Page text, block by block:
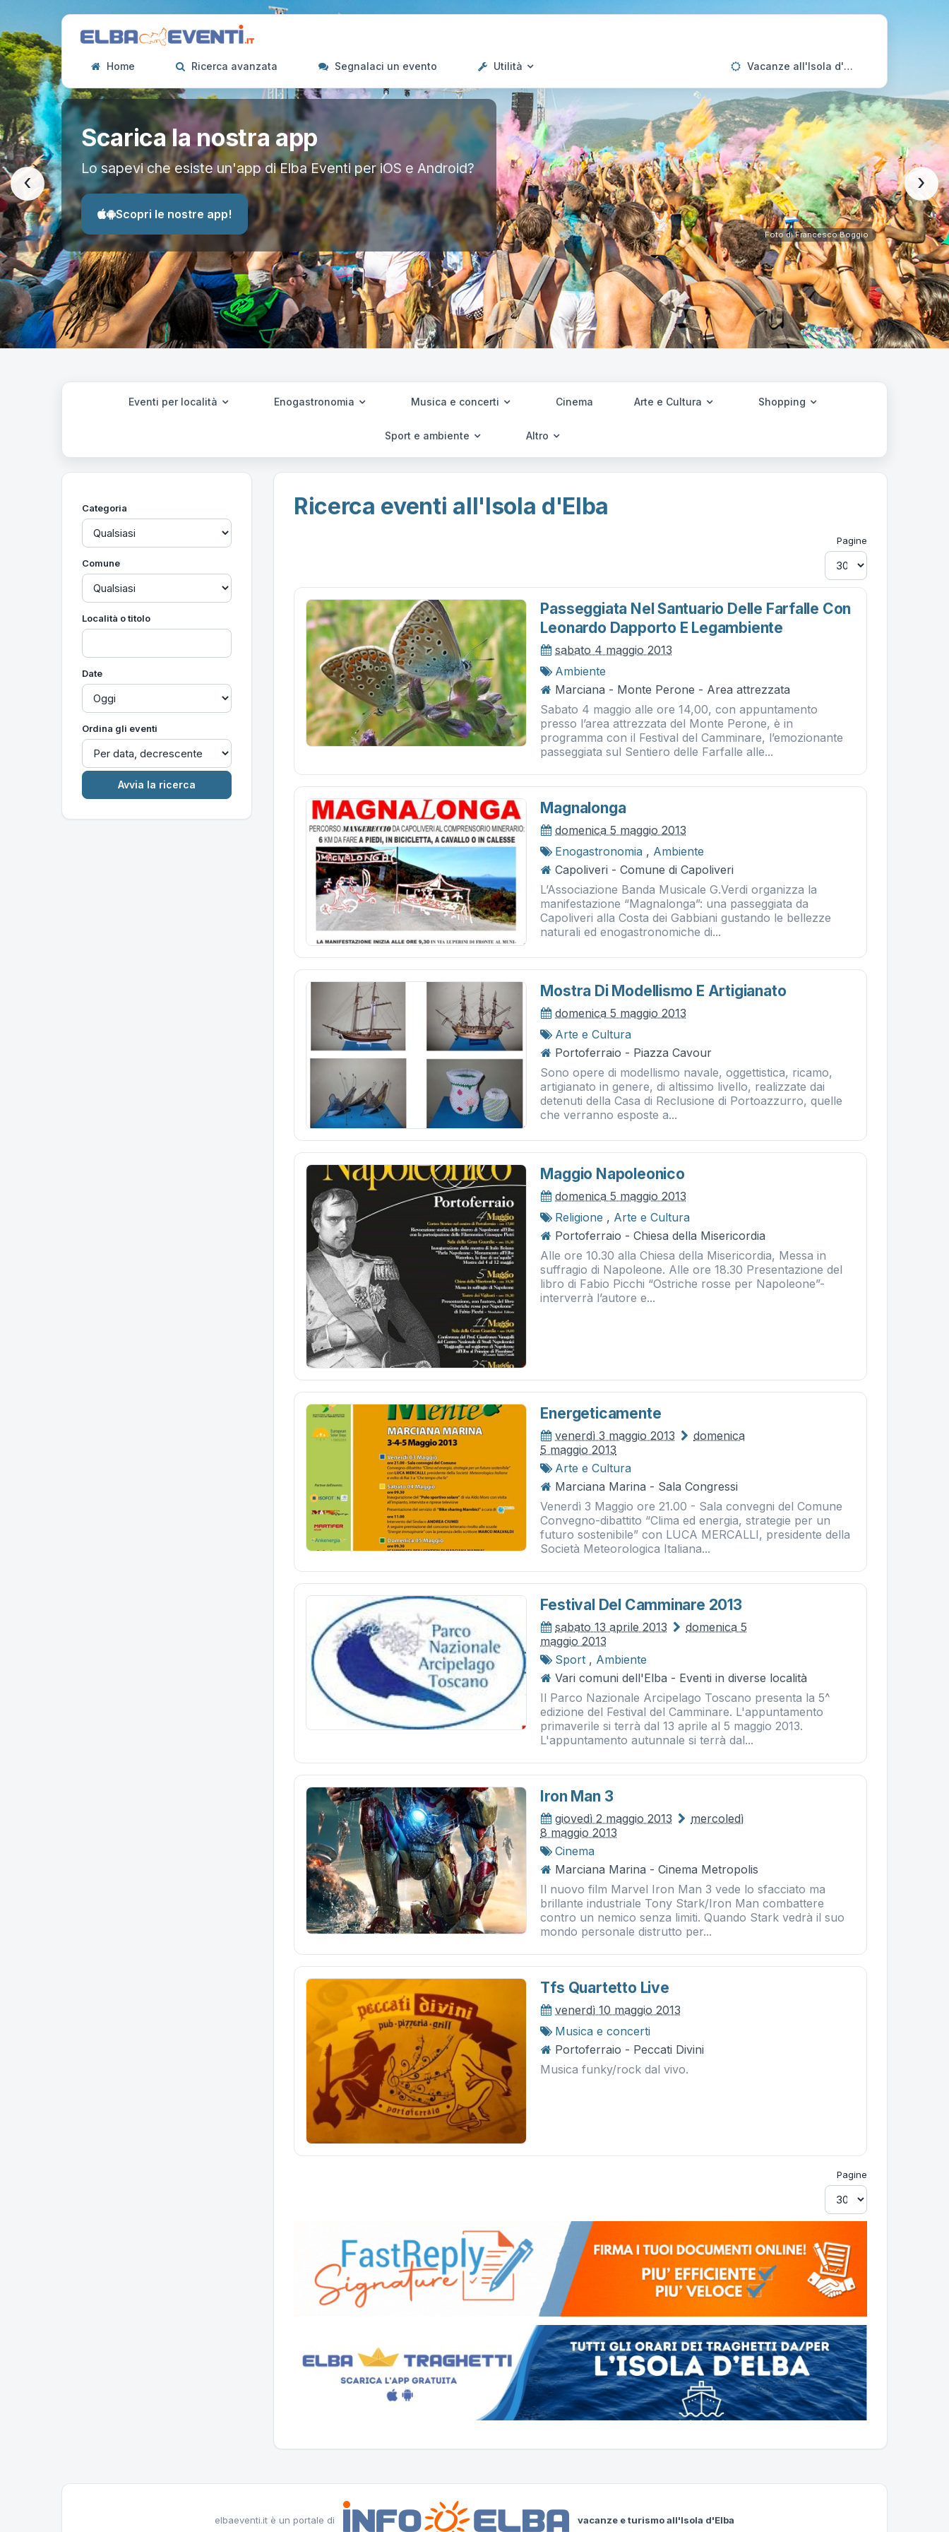
Home Ricerca avanzata Segnalaci un evento Utilità Vacanze all'Isola d'Elba
Scarica la nostra app
Lo sapevi che esiste un'app di Elba Eventi per iOS e Android?
Scopri le nostre app!
Foto di Francesco Boggio
‹ ›
Eventi per località Enogastronomia Musica e concerti Cinema Arte e Cultura Shopping
Sport e ambiente Altro
Categoria
Comune
Località o titolo
Date
Ordina gli eventi
Ricerca eventi all'Isola d'Elba
Pagine
Passeggiata Nel Santuario Delle Farfalle Con
Leonardo Dapporto E Legambiente
sabato 4 maggio 2013
Ambiente
Marciana - Monte Perone - Area attrezzata
Sabato 4 maggio alle ore 14,00, con appuntamento
presso l’area attrezzata del Monte Perone, è in
programma con il Festival del Camminare, l’emozionante
passeggiata sul Sentiero delle Farfalle alle...
Magnalonga
domenica 5 maggio 2013
Enogastronomia , Ambiente
Capoliveri - Comune di Capoliveri
L’Associazione Banda Musicale G.Verdi organizza la
manifestazione “Magnalonga”: una passeggiata da
Capoliveri alla Costa dei Gabbiani gustando le bellezze
naturali ed enogastronomiche di...
Mostra Di Modellismo E Artigianato
domenica 5 maggio 2013
Arte e Cultura
Portoferraio - Piazza Cavour
Sono opere di modellismo navale, oggettistica, ricamo,
artigianato in genere, di altissimo livello, realizzate dai
detenuti della Casa di Reclusione di Portoazzurro, quelle
che verranno esposte a...
Maggio Napoleonico
domenica 5 maggio 2013
Religione , Arte e Cultura
Portoferraio - Chiesa della Misericordia
Alle ore 10.30 alla Chiesa della Misericordia, Messa in
suffragio di Napoleone. Alle ore 18.30 Presentazione del
libro di Fabio Picchi “Ostriche rosse per Napoleone”-
interverrà l’autore e...
Energeticamente
venerdì 3 maggio 2013
domenica
5 maggio 2013
Arte e Cultura
Marciana Marina - Sala Congressi
Venerdì 3 Maggio ore 21.00 - Sala convegni del Comune
Convegno-dibattito “Clima ed energia, strategie per un
futuro sostenibile” con LUCA MERCALLI, presidente della
Società Meteorologica Italiana...
Festival Del Camminare 2013
sabato 13 aprile 2013
domenica 5
maggio 2013
Sport , Ambiente
Vari comuni dell'Elba - Eventi in diverse località
Il Parco Nazionale Arcipelago Toscano presenta la 5^
edizione del Festival del Camminare. L'appuntamento
primaverile si terrà dal 13 aprile al 5 maggio 2013.
L'appuntamento autunnale si terrà dal...
Iron Man 3
giovedì 2 maggio 2013
mercoledì
8 maggio 2013
Cinema
Marciana Marina - Cinema Metropolis
Il nuovo film Marvel Iron Man 3 vede lo sfacciato ma
brillante industriale Tony Stark/Iron Man combattere
contro un nemico senza limiti. Quando Stark vedrà il suo
mondo personale distrutto per...
Tfs Quartetto Live
venerdì 10 maggio 2013
Musica e concerti
Portoferraio - Peccati Divini
Musica funky/rock dal vivo.
Pagine
elbaeventi.it è un portale di vacanze e turismo all'Isola d'Elba